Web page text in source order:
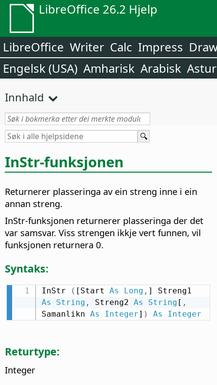
LibreOffice 26.2 Hjelp
LibreOffice Writer Calc Impress
Engelsk (USA) Amharisk Arabisk
Innhald
InStr-funksjonen
Returnerer plasseringa av ein streng inne i ein
annan streng.
InStr-funksjonen returnerer plasseringa der det
var samsvar. Viss strengen ikkje vert funnen, vil
funksjonen returnera 0.
Syntaks:
InStr ( [Start As Long ,
As
String , Streng2 As String [ ,
Samanlikn As Integer] ) As Integer
Returtype:
Integer